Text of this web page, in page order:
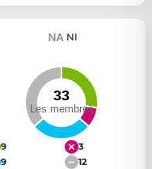
NI
9
3
9
12